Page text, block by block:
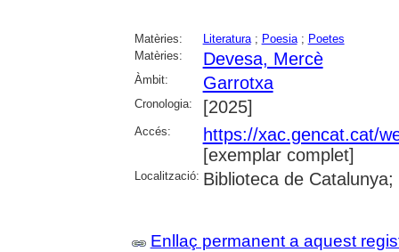
Matèries: Literatura; Poesia; Poetes
Matèries:
Devesa, Mercè
Àmbit: Garrotxa
Cronologia: [2025]
Accés:
https://xac.gencat.cat/
[exemplar complet]
Localització: Biblioteca de
Enllaç permanent a aquest